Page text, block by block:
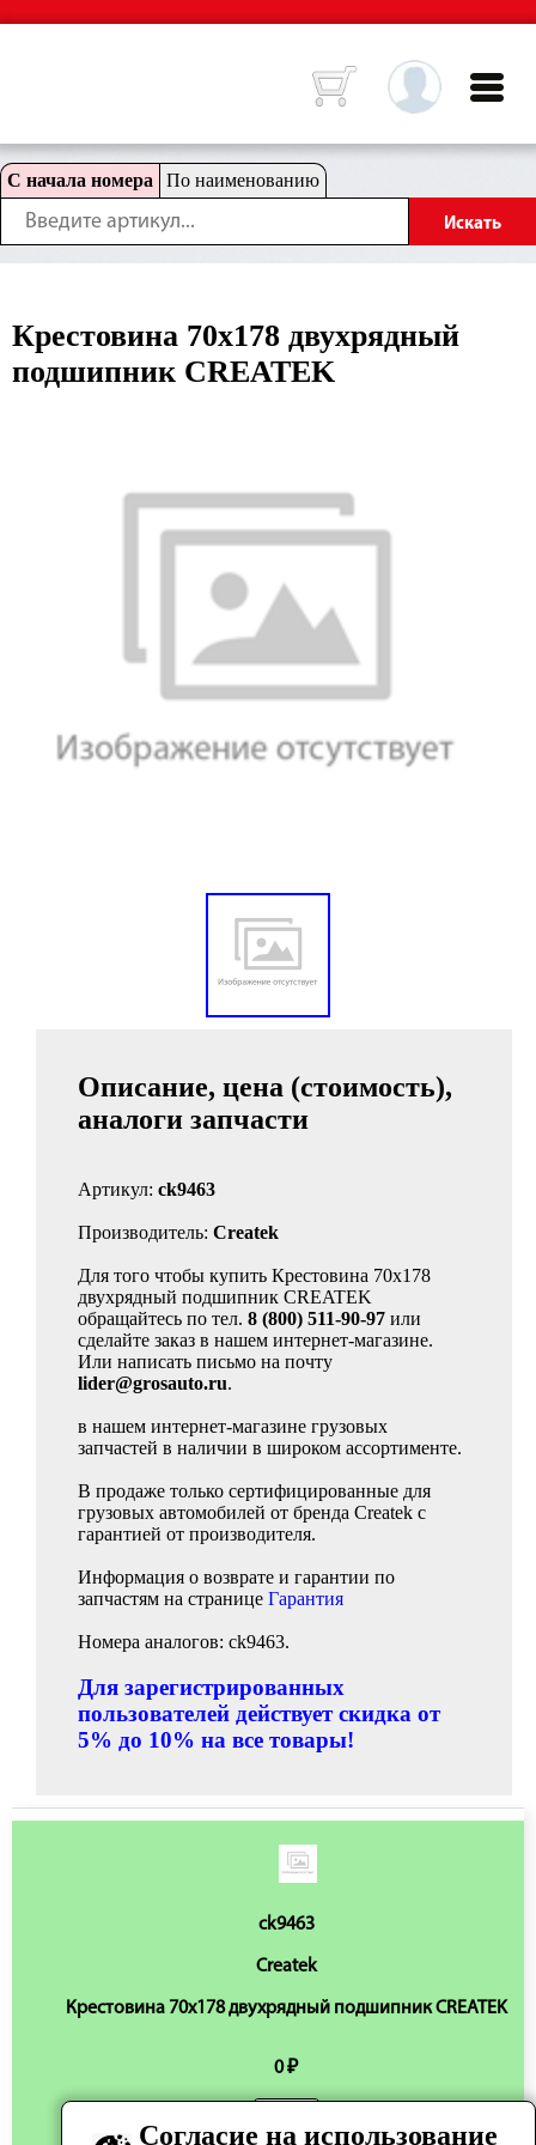
С начала номера По наименованию
Крестовина 70х178 двухрядный
подшипник CREATEK
Описание, цена (стоимость),
аналоги запчасти
Артикул: ck9463
Производитель: Createk
Для того чтобы купить Крестовина 70х178
двухрядный подшипник CREATEK
обращайтесь по тел. 8 (800) 511-90-97 или
сделайте заказ в нашем интернет-магазине.
Или написать письмо на почту
lider@grosauto.ru.
в нашем интернет-магазине грузовых
запчастей в наличии в широком ассортименте.
В продаже только сертифицированные для
грузовых автомобилей от бренда Createk с
гарантией от производителя.
Информация о возврате и гарантии по
запчастям на странице Гарантия
Номера аналогов: ck9463.
Для зарегистрированных
пользователей действует скидка от
5% до 10% на все товары!
ck9463
Createk
Крестовина 70х178 двухрядный подшипник CREATEK
0 ₽
Нет в наличии
Согласие на использование